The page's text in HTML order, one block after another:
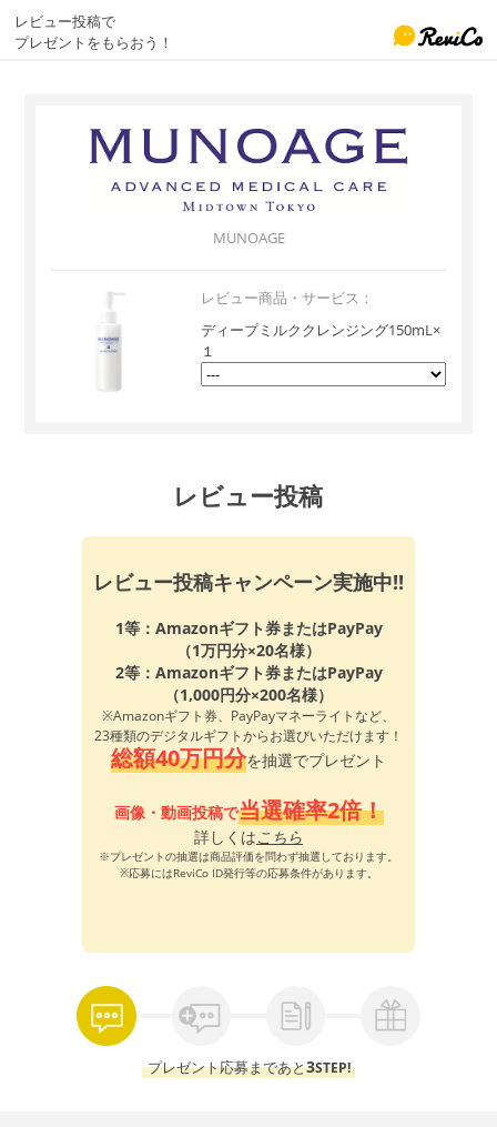
レビュー投稿で
プレゼントをもらおう！
MUNOAGE
レビュー商品・サービス：
ディープミルククレンジング150mL×
１
レビュー投稿
レビュー投稿キャンペーン実施中!!
1等：Amazonギフト券またはPayPay
（1万円分×20名様）
2等：Amazonギフト券またはPayPay
（1,000円分×200名様）
※Amazonギフト券、PayPayマネーライトなど、
23種類のデジタルギフトからお選びいただけます！
総額40万円分を抽選でプレゼント
画像・動画投稿で当選確率2倍！
詳しくはこちら
※プレゼントの抽選は商品評価を問わず抽選しております。
※応募にはReviCo ID発行等の応募条件があります。
プレゼント応募まであと3STEP!